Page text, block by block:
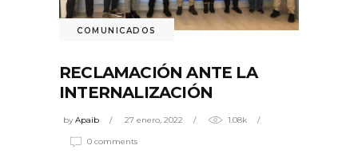
COMUNICADOS
RECLAMACIÓN ANTE LA
INTERNALIZACIÓN
byApaib 27 enero, 2022 1.08k
0 comments